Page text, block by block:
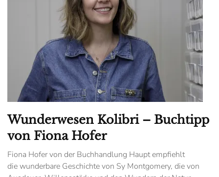
Wunderwesen Kolibri – Buchtipp
von Fiona Hofer
Fiona Hofer von der Buchhandlung Haupt empfiehlt
die wunderbare Geschichte von Sy Montgomery, die von